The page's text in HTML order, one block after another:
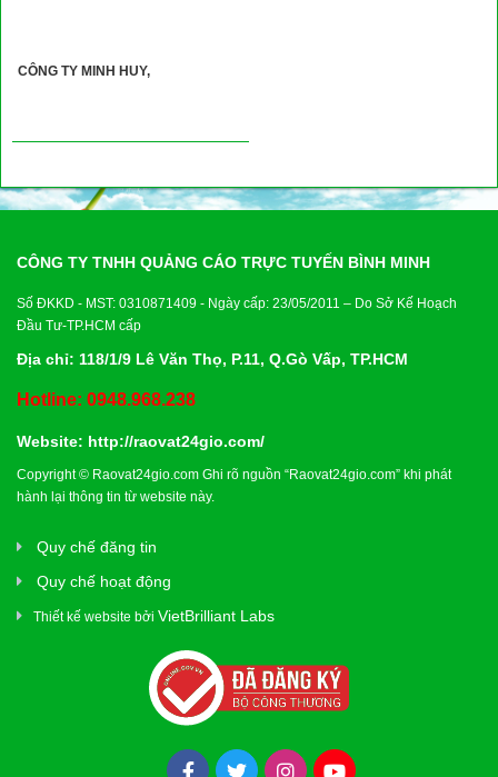
CÔNG TY MINH HUY,
CÔNG TY TNHH QUẢNG CÁO TRỰC TUYẾN BÌNH MINH
Số ĐKKD - MST: 0310871409 - Ngày cấp: 23/05/2011 – Do Sở Kế Hoạch
Đầu Tư-TP.HCM cấp
Địa chỉ: 118/1/9 Lê Văn Thọ, P.11, Q.Gò Vấp, TP.HCM
Hotline: 0948.968.238
Website: http://raovat24gio.com/
Copyright © Raovat24gio.com Ghi rõ nguồn “Raovat24gio.com” khi phát
hành lại thông tin từ website này.
Quy chế đăng tin
Quy chế hoạt động
Thiết kế website bởi VietBrilliant Labs